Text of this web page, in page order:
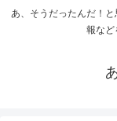
あ、そうだったんだ！
報など